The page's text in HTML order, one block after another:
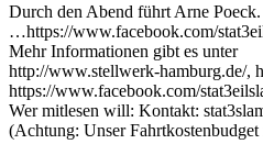
Durch den Abend führt Arne Poeck.
…https://www.facebook.com/
Mehr Informationen gibt es unter
http://www.stellwerk-hamburg.de/,
https://www.facebook.com/
Wer mitlesen will: Kontakt:
(Achtung: Unser